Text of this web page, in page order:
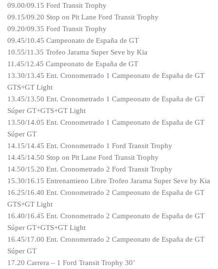
09.00/09.15 Ford Transit Trophy
09.15/09.20 Stop on Pit Lane Ford Transit Trophy
09.20/09.35 Ford Transit Trophy
09.45/10.45 Campeonato de España de GT
10.55/11.35 Trofeo Jarama Super Seve by Kia
11.45/12.45 Campeonato de España de GT
13.30/13.45 Ent. Cronometrado 1 Campeonato de España de GT
GTS+GT Light
13.45/13.50 Ent. Cronometrado 1 Campeonato de España de GT
Súper GT+GTS+GT Light
13.50/14.05 Ent. Cronometrado 1 Campeonato de España de GT
Súper GT
14.15/14.45 Ent. Cronometrado 1 Ford Transit Trophy
14.45/14.50 Stop on Pit Lane Ford Transit Trophy
14.50/15.20 Ent. Cronometrado 2 Ford Transit Trophy
15.30/16.15 Entrenamieno Libre Trofeo Jarama Super Seve by Kia
16.25/16.40 Ent. Cronometrado 2 Campeonato de España de GT
GTS+GT Light
16.40/16.45 Ent. Cronometrado 2 Campeonato de España de GT
Súper GT+GTS+GT Light
16.45/17.00 Ent. Cronometrado 2 Campeonato de España de GT
Súper GT
17.20 Carrera – 1 Ford Transit Trophy 30’